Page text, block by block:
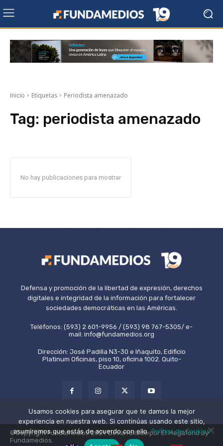
Inicio Etiquetas Periodista amenazado
Tag: periodista amenazado
No hay publicaciones para mostrar
Defensa y promoción de la libertad de expresión, derechos
digitales e integridad de la información para fortalecer
sociedades democráticas en las Américas.
Teléfonos: (593) 2 601-9956 / (593) 98 767-5305/ e-
mail: info@fundamedios.org
Dirección: José Padilla N3-30 e Iñaquito, Edificio
Platinum Oficinas, piso 10, oficina 1002. Quito-
Ecuador
©Copyright Fundamedios 2021. Desarrollado por El Megáfono by
Fundamedios.
Usamos cookies para asegurar que te damos la mejor
experiencia en nuestra web. Si continúas usando este sitio,
asumiremos que estás de acuerdo con ello.Política de Cookies